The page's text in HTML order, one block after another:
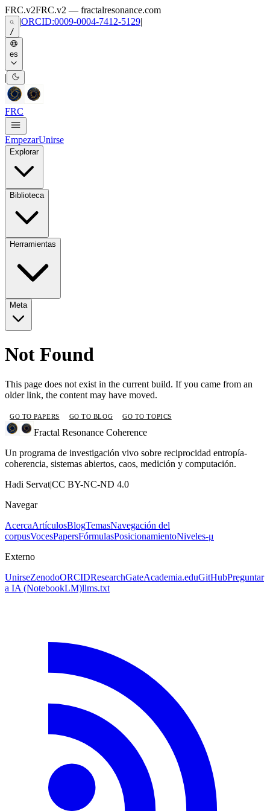
Skip to main content
FRC.v2FRC.v2 — fractalresonance.com
/
|ORCID:0009-0004-7412-5129|
es
|
FRC
EmpezarUnirse
Explorar
Biblioteca
Herramientas
Meta
Not Found
This page does not exist in the current build. If you came from an
older link, the content may have moved.
GO TO PAPERS GO TO BLOG GO TO TOPICS
Fractal Resonance Coherence
Un programa de investigación vivo sobre reciprocidad entropía-
coherencia, sistemas abiertos, caos, medición y computación.
Hadi Servat|CC BY-NC-ND 4.0
Navegar
AcercaArtículosBlogTemasNavegación del
corpusVocesPapersFórmulasPosicionamientoNiveles-μ
Externo
UnirseZenodoORCIDResearchGateAcademia.eduGitHubPreguntar
a IA (NotebookLM)llms.txt